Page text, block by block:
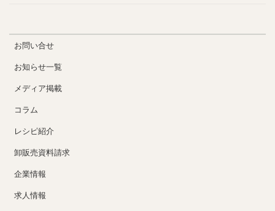
お問い合せ
お知らせ一覧
メディア掲載
コラム
レシピ紹介
卸販売資料請求
企業情報
求人情報